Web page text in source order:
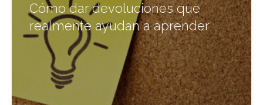
Cómo dar devoluciones que
realmente ayudan a aprender